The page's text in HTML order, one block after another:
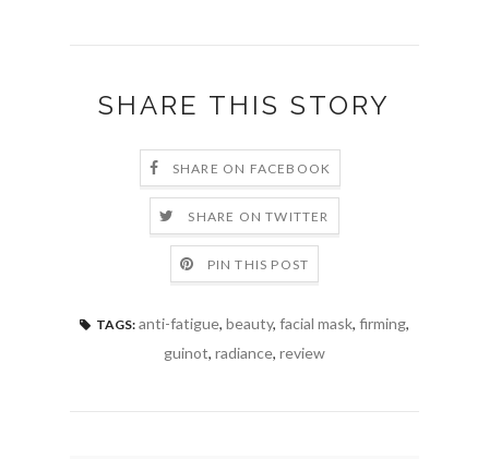
SHARE THIS STORY
SHARE ON FACEBOOK
SHARE ON TWITTER
PIN THIS POST
TAGS: anti-fatigue, beauty, facial mask, firming,
guinot, radiance, review